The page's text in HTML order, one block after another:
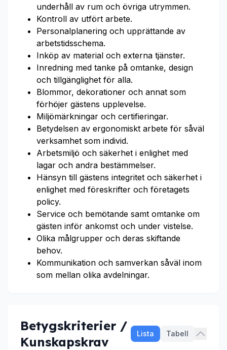
underhåll av rum och övriga utrymmen.
Kontroll av utfört arbete.
Personalplanering och upprättande av
arbetstidsschema.
Inköp av material och externa tjänster.
Inredning med tanke på omtanke, design
och tillgänglighet för alla.
Blommor, dekorationer och annat som
förhöjer gästens upplevelse.
Miljömärkningar och certifieringar.
Betydelsen av ergonomiskt arbete för såväl
verksamhet som individ.
Arbetsmiljö och säkerhet i enlighet med
lagar och andra bestämmelser.
Hänsyn till gästens integritet och säkerhet i
enlighet med föreskrifter och företagets
policy.
Service och bemötande samt omtanke om
gästen inför ankomst och under vistelse.
Olika målgrupper och deras skiftande
behov.
Kommunikation och samverkan såväl inom
som mellan olika avdelningar.
Betygskriterier /
Kunskapskrav
Lista Tabell